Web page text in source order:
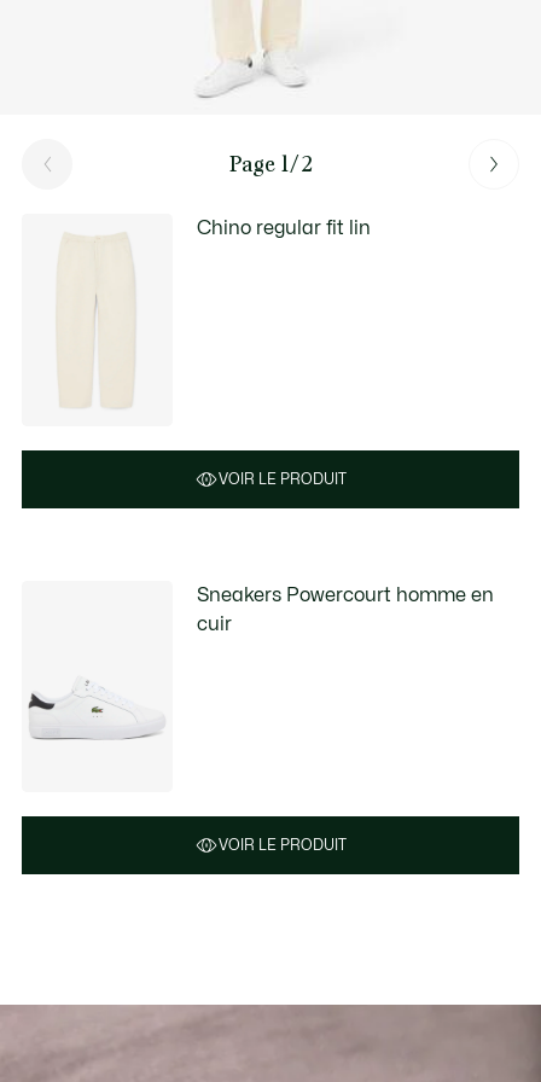
Page 1/2
Chino regular fit lin
VOIR LE PRODUIT
Sneakers Powercourt homme en
cuir
VOIR LE PRODUIT